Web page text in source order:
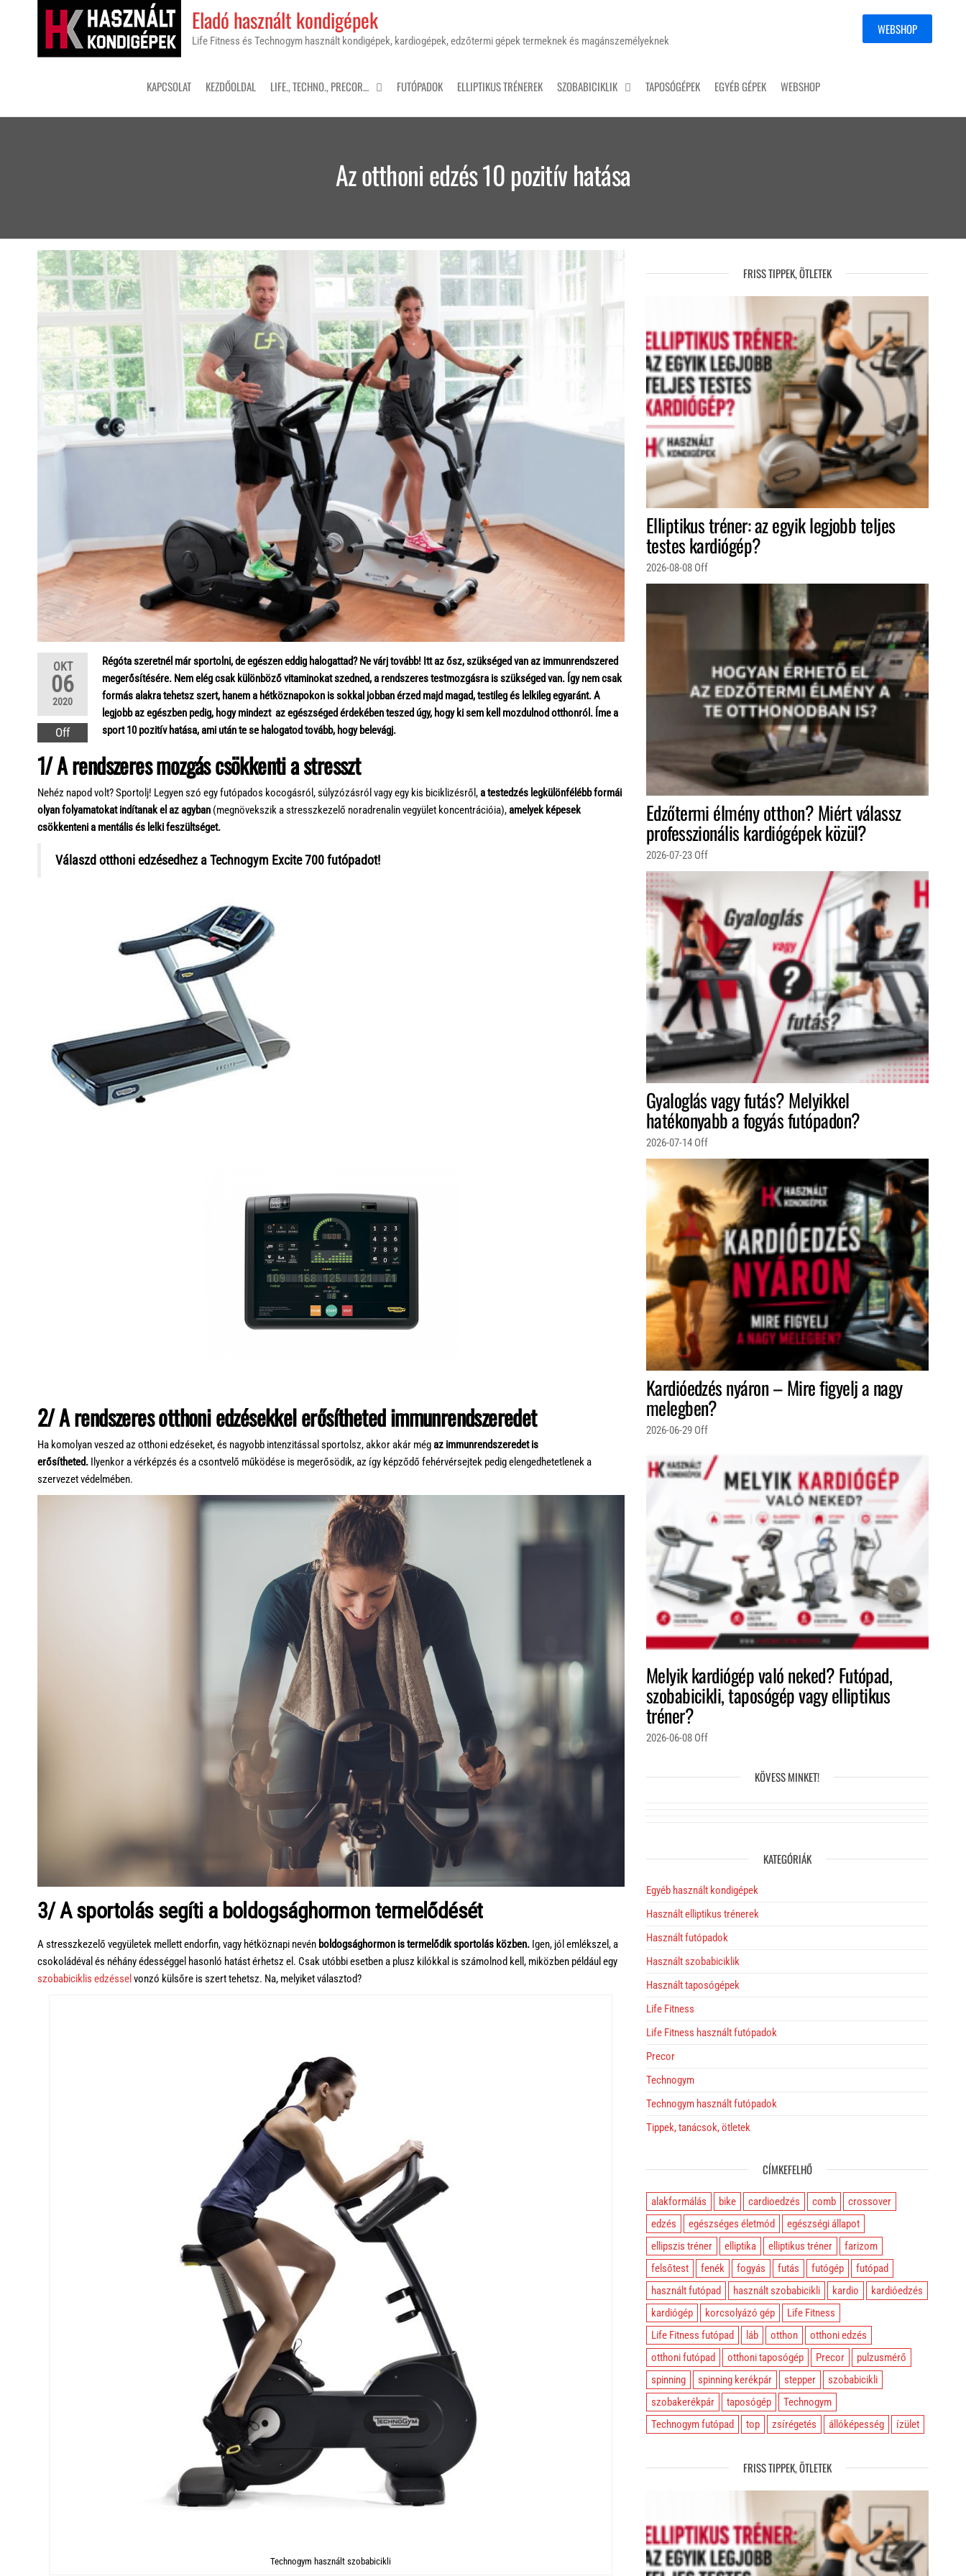
Eladó használt kondigépek
Life Fitness és Technogym használt kondigépek, kardiogépek, edzőtermi gépek termeknek és magánszemélyeknek
WEBSHOP
KAPCSOLAT KEZDŐOLDAL LIFE., TECHNO., PRECOR… FUTÓPADOK ELLIPTIKUS TRÉNEREK SZOBABICIKLIK TAPOSÓGÉPEK EGYÉB GÉPEK WEBSHOP
Az otthoni edzés 10 pozitív hatása
OKT
06
2020
Off
Régóta szeretnél már sportolni, de egészen eddig halogattad? Ne várj tovább! Itt az ősz, szükséged van az immunrendszered
megerősítésére. Nem elég csak különböző vitaminokat szedned, a rendszeres testmozgásra is szükséged van. Így nem csak
formás alakra tehetsz szert, hanem a hétköznapokon is sokkal jobban érzed majd magad, testileg és lelkileg egyaránt. A
legjobb az egészben pedig, hogy mindezt az egészséged érdekében teszed úgy, hogy ki sem kell mozdulnod otthonról. Íme a
sport 10 pozitív hatása, ami után te se halogatod tovább, hogy belevágj.
1/ A rendszeres mozgás csökkenti a stresszt
Nehéz napod volt? Sportolj! Legyen szó egy futópados kocogásról, súlyzózásról vagy egy kis biciklizésről,a testedzés legkülönfélébb formái
olyan folyamatokat indítanak el az agyban (megnövekszik a stresszkezelő noradrenalin vegyület koncentrációia),amelyek képesek
csökkenteni a mentális és lelki feszültséget.
Válaszd otthoni edzésedhez a Technogym Excite 700 futópadot!
2/A rendszeres otthoni edzésekkel erősítheted immunrendszeredet
Ha komolyan veszed az otthoni edzéseket, és nagyobb intenzitással sportolsz, akkor akár mégaz immunrendszeredet is
erősítheted. Ilyenkor a vérképzés és a csontvelő működése is megerősödik, az így képződő fehérvérsejtek pedig elengedhetetlenek a
szervezet védelmében.
3/ A sportolás segíti a boldogsághormon termelődését
A stresszkezelő vegyületek mellett endorfin, vagy hétköznapi nevén boldogsághormon is termelődik sportolás közben. Igen, jól emlékszel, a
csokoládéval és néhány édességgel hasonló hatást érhetsz el. Csak utóbbi esetben a plusz kilókkal is számolnod kell, miközben például egy
szobabiciklis edzéssel vonzó külsőre is szert tehetsz. Na, melyiket választod?
Technogym használt szobabicikli
FRISS TIPPEK, ÖTLETEK
Elliptikus tréner: az egyik legjobb teljes
testes kardiógép?
2026-08-08 Off
Edzőtermi élmény otthon? Miért válassz
professzionális kardiógépek közül?
2026-07-23 Off
Gyaloglás vagy futás? Melyikkel
hatékonyabb a fogyás futópadon?
2026-07-14 Off
Kardióedzés nyáron – Mire figyelj a nagy
melegben?
2026-06-29 Off
Melyik kardiógép való neked? Futópad,
szobabicikli, taposógép vagy elliptikus
tréner?
2026-06-08 Off
KÖVESS MINKET!
KATEGÓRIÁK
Egyéb használt kondigépek
Használt elliptikus trénerek
Használt futópadok
Használt szobabiciklik
Használt taposógépek
Life Fitness
Life Fitness használt futópadok
Precor
Technogym
Technogym használt futópadok
Tippek, tanácsok, ötletek
CÍMKEFELHŐ
alakformálás bike cardioedzés comb
crossover
edzés
egészséges életmód
egészségi állapot
ellipszis tréner
elliptika elliptikus tréner
farizom
felsőtest
fenék fogyás futás futógép
futópad
használt futópad
használt szobabicikli kardio
kardióedzés
kardiógép
korcsolyázó gép
Life Fitness
Life Fitness futópad
láb otthon
otthoni edzés
otthoni futópad
otthoni taposógép Precor
pulzusmérő
spinning
spinning kerékpár stepper
szobabicikli
szobakerékpár
taposógép
Technogym
Technogym futópad
top zsírégetés állóképesség ízület
FRISS TIPPEK, ÖTLETEK